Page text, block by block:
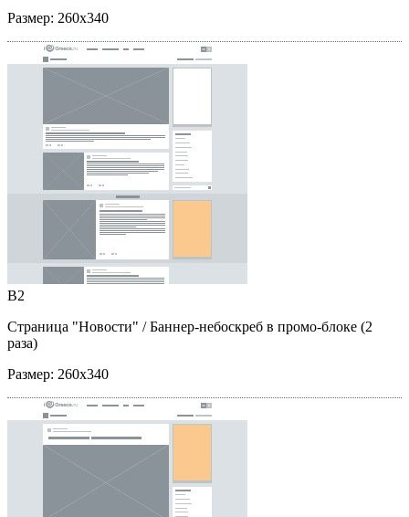
Размер: 260x340
B2
Страница "Новости" / Баннер-небоскреб в промо-блоке (2
раза)
Размер: 260x340